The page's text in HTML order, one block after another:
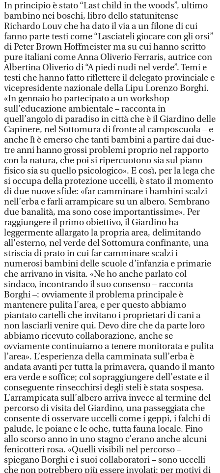
In principio è stato “Last child in the woods”, ultimo
bambino nei boschi, libro dello statunitense
Richardo Louv che ha dato il via a un filone di cui
fanno parte testi come “Lasciateli giocare con gli orsi”
di Peter Brown Hoffmeister ma su cui hanno scritto
pure italiani come Anna Oliverio Ferraris, autrice con
Albertina Oliverio di “A piedi nudi nel verde”. Temi e
testi che hanno fatto riflettere il delegato provinciale e
vicepresidente nazionale della Lipu Lorenzo Borghi.
«In gennaio ho partecipato a un workshop
sull’educazione ambientale – racconta in
quell’angolo di paradiso in città che è il Giardino delle
Capinere, nel Sottomura di fronte al camposcuola – e
anche lì è emerso che tanti bambini a partire dai due-
tre anni hanno grossi problemi proprio nel rapporto
con la natura, che poi si ripercuotono sia sul piano
fisico sia su quello psicologico». E così, per la lega che
si occupa della protezione uccelli, è stato il momento
di due nuove sfide: «far camminare i bambini scalzi
nell’erba e farli arrampicare su un albero. Sembrano
due banalità, ma sono cose importantissime». Per
raggiungere il primo obiettivo, il Giardino ha
leggermente allargato la propria area, delimitando
all'esterno, nel verde del Sottomura confinante, una
striscia di prato in cui far camminare scalzi i
numerosi bambini delle scuole d’infanzia e primarie
che arrivano in visita. «Ne ho anche parlato col
sindaco, incontrando il suo consenso – racconta
Borghi –: ovviamente il problema principale è
mantenere pulita l’area, e per questo abbiamo
piantato cartelli che invitano i proprietari di cani a
non lasciarli venire qui. Devo dire che da parte loro
abbiamo ricevuto collaborazione, anche se
ovviamente continuiamo a tenere monitorata e pulita
l’area». L’esperienza della camminata sull’erba è
andata avanti per tutta la primavera, quando il manto
era verde e soffice; col sopraggiungere dell’estate e il
conseguente rinsecchirsi degli steli è stata sospesa.
L’arrampicata sull’albero arriva invece al termine del
percorso di visita del Giardino, una passeggiata che
consente di osservare uccelli come i geppi, i falchi di
palude, le poiane e le oche, tutta fauna locale. Fino
allo scorso anno in uno stagno c’erano anche alcuni
fenicotteri rosa. «Quelli visibili nel percorso –
spiegano Borghi e i suoi collaboratori – sono uccelli
che non potrebbero più essere involati: per motivi di